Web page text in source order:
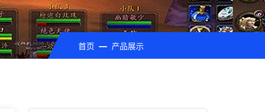
首页 产品展示